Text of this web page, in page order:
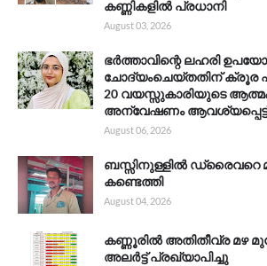
കണ്ണികളിൽ പ്രധാനി
August 03, 2026
ഭർത്താവിന്റെ ലഹരി
ചോദ്യംചെയ്തതിന് ക്രൂര
20 വയസ്സുകാരിയുടെ
അന്വേഷണം
August 06, 2026
ബസ്സിനുള്ളിൽ ഡ്രൈവറെ
കണ്ടെത്തി
August 04, 2026
കണ്ണൂരിൽ അതിതീവ്ര മഴ
അലർട്ട് പ്രഖ്യാപിച്ചു